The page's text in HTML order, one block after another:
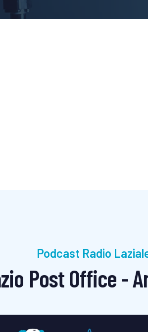
Podcast Radio
Post Office -